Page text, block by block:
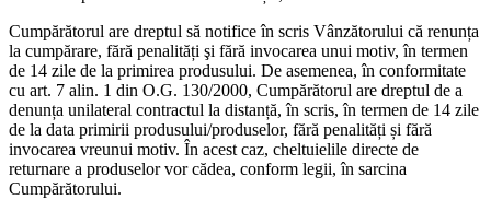
Cumpărătorul are dreptul să notifice în scris Vânzătorului că renunța
la cumpărare, fără penalități şi fără invocarea unui motiv, în termen
de 14 zile de la primirea produsului. De asemenea, în conformitate
cu art. 7 alin. 1 din O.G. 130/2000, Cumpărătorul are dreptul de a
denunța unilateral contractul la distanță, în scris, în termen de 14 zile
de la data primirii produsului/produselor, fără penalități și fără
invocarea vreunui motiv. În acest caz, cheltuielile directe de
returnare a produselor vor cădea, conform legii, în sarcina
Cumpărătorului.